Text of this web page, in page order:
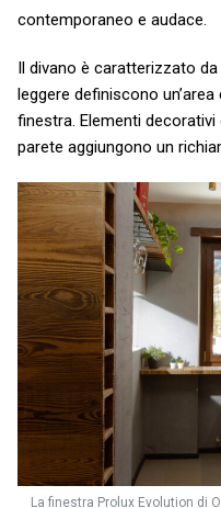
contemporaneo e audace.
Il divano è caratterizzato
leggere definiscono
finestra. Elementi
parete aggiungono un
La finestra Prolux Evolution di